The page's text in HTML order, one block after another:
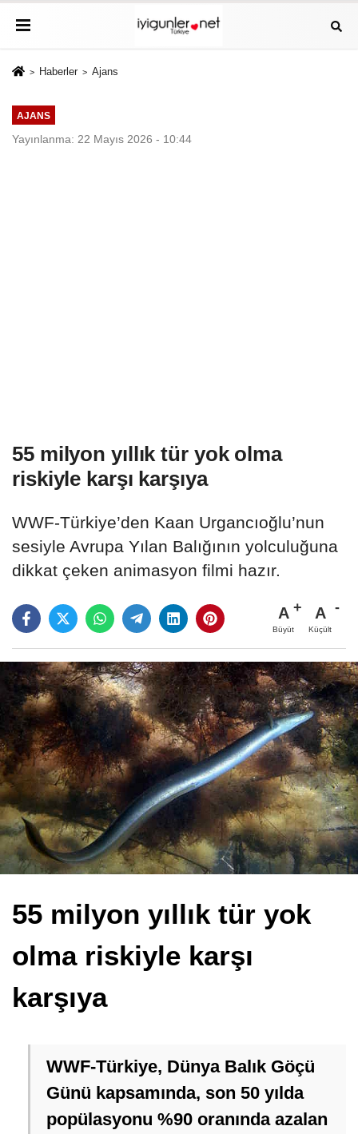
Haberler Ajans
AJANS
Yayınlanma: 22 Mayıs 2026 - 10:44
55 milyon yıllık tür yok olma
riskiyle karşı karşıya
WWF-Türkiye’den Kaan Urgancıoğlu’nun
sesiyle Avrupa Yılan Balığının yolculuğuna
dikkat çeken animasyon filmi hazır.
A
Büyüt
A
Küçült
55 milyon yıllık tür yok
olma riskiyle karşı
karşıya
WWF-Türkiye, Dünya Balık Göçü
Günü kapsamında, son 50 yılda
popülasyonu %90 oranında azalan